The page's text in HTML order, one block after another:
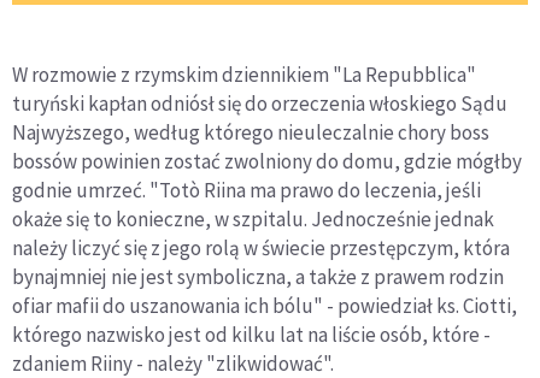
W rozmowie z rzymskim dziennikiem "La Repubblica"
turyński kapłan odniósł się do orzeczenia włoskiego Sądu
Najwyższego, według którego nieuleczalnie chory boss
bossów powinien zostać zwolniony do domu, gdzie mógłby
godnie umrzeć. "Totò Riina ma prawo do leczenia, jeśli
okaże się to konieczne, w szpitalu. Jednocześnie jednak
należy liczyć się z jego rolą w świecie przestępczym, która
bynajmniej nie jest symboliczna, a także z prawem rodzin
ofiar mafii do uszanowania ich bólu" - powiedział ks. Ciotti,
którego nazwisko jest od kilku lat na liście osób, które -
zdaniem Riiny - należy "zlikwidować".